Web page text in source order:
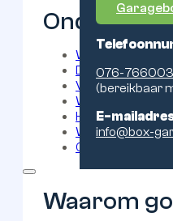
076-
(bereikbaar
E-
info@box-
Waarom goed
De meest
Veelgemaakte
Waarom steeds
Hoe u uw
Wanneer is het
Conclusie
Waarom